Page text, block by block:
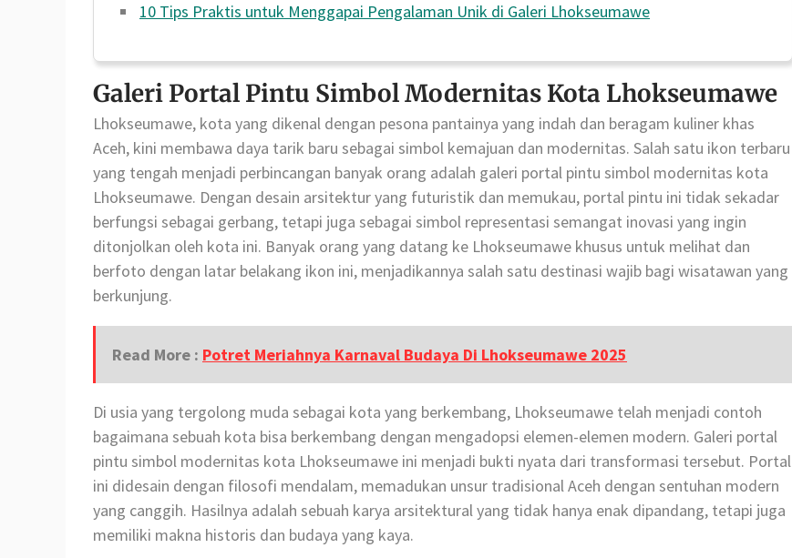
10 Tips Praktis untuk Menggapai Pengalaman Unik di Galeri Lhokseumawe
Galeri Portal Pintu Simbol Modernitas Kota Lhokseumawe
Lhokseumawe, kota yang dikenal dengan pesona pantainya yang indah dan beragam kuliner khas
Aceh, kini membawa daya tarik baru sebagai simbol kemajuan dan modernitas. Salah satu ikon terbaru
yang tengah menjadi perbincangan banyak orang adalah galeri portal pintu simbol modernitas kota
Lhokseumawe. Dengan desain arsitektur yang futuristik dan memukau, portal pintu ini tidak sekadar
berfungsi sebagai gerbang, tetapi juga sebagai simbol representasi semangat inovasi yang ingin
ditonjolkan oleh kota ini. Banyak orang yang datang ke Lhokseumawe khusus untuk melihat dan
berfoto dengan latar belakang ikon ini, menjadikannya salah satu destinasi wajib bagi wisatawan yang
berkunjung.
Read More : Potret Meriahnya Karnaval Budaya Di Lhokseumawe 2025
Di usia yang tergolong muda sebagai kota yang berkembang, Lhokseumawe telah menjadi contoh
bagaimana sebuah kota bisa berkembang dengan mengadopsi elemen-elemen modern. Galeri portal
pintu simbol modernitas kota Lhokseumawe ini menjadi bukti nyata dari transformasi tersebut. Portal
ini didesain dengan filosofi mendalam, memadukan unsur tradisional Aceh dengan sentuhan modern
yang canggih. Hasilnya adalah sebuah karya arsitektural yang tidak hanya enak dipandang, tetapi juga
memiliki makna historis dan budaya yang kaya.